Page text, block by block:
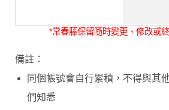
*常春藤保留隨時變更、修改或
備註：
同個帳號會自行累積，不得與其
們知悉